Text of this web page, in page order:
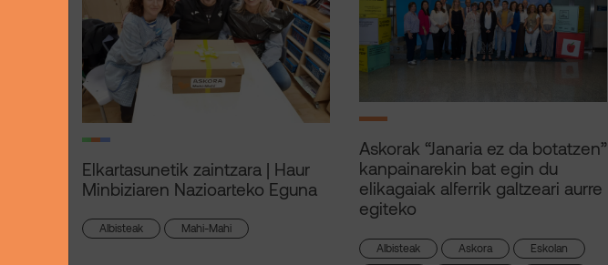
Elkartasunetik zaintzara | Haur
Minbiziaren Nazioarteko Eguna
Albisteak Mahi-Mahi
Askorak “Janaria ez da botatzen”
kanpainarekin bat egin du
elikagaiak alferrik galtzeari aurre
egiteko
Albisteak Askora
Eskolan